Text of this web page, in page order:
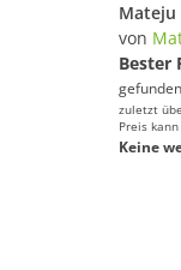
von
Bester
zuletzt
Preis
Keine